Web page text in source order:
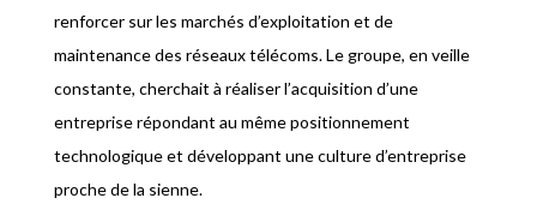
renforcer sur les marchés d’exploitation et de
maintenance des réseaux télécoms. Le groupe, en veille
constante, cherchait à réaliser l’acquisition d’une
entreprise répondant au même positionnement
technologique et développant une culture d’entreprise
proche de la sienne.